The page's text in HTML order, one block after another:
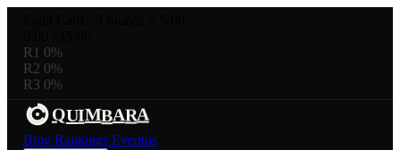
R1 0%
R2 0%
R3 0%
QUIMBARA
Blog Rankings Eventos